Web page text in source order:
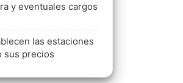
y eventuales cargos
las estaciones
sus precios